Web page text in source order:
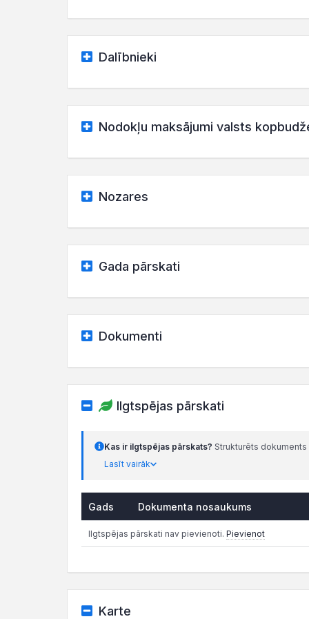
Dalībnieki
Nodokļu maksājumi valsts
Nozares
Gada pārskati
Dokumenti
Ilgtspējas pārskati
Kas ir ilgtspējas pārskats? Strukturēts
Lasīt vairāk
Gads Dokumenta nosaukums
Ilgtspējas pārskati nav pievienoti. Pievienot
Karte